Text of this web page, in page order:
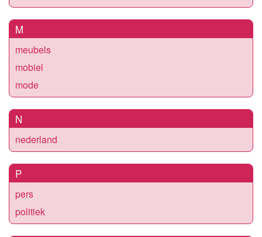
M
meubels
mobiel
mode
N
nederland
P
pers
politiek